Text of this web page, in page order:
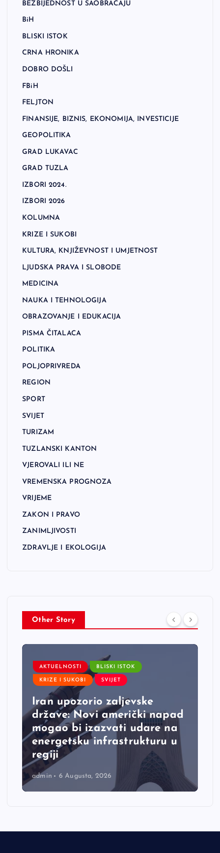
BEZBIJEDNOST U SAOBRAĆAJU
BiH
BLISKI ISTOK
CRNA HRONIKA
DOBRO DOŠLI
FBiH
FELJTON
FINANSIJE, BIZNIS, EKONOMIJA, INVESTICIJE
GEOPOLITIKA
GRAD LUKAVAC
GRAD TUZLA
IZBORI 2024.
IZBORI 2026
KOLUMNA
KRIZE I SUKOBI
KULTURA, KNJIŽEVNOST I UMJETNOST
LJUDSKA PRAVA I SLOBODE
MEDICINA
NAUKA I TEHNOLOGIJA
OBRAZOVANJE I EDUKACIJA
PISMA ČITALACA
POLITIKA
POLJOPRIVREDA
REGION
SPORT
SVIJET
TURIZAM
TUZLANSKI KANTON
VJEROVALI ILI NE
VREMENSKA PROGNOZA
VRIJEME
ZAKON I PRAVO
ZANIMLJIVOSTI
ZDRAVLJE I EKOLOGIJA
Other Story
AKTUELNOSTI BLISKI ISTOK
KRIZE I SUKOBI SVIJET
Iran upozorio zaljevske
države: Novi američki napad
mogao bi izazvati udare na
energetsku infrastrukturu u
regiji
admin 6 Augusta, 2026